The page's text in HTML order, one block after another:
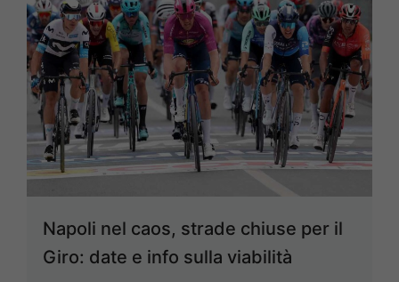
Napoli nel caos, strade chiuse per il
Giro: date e info sulla viabilità